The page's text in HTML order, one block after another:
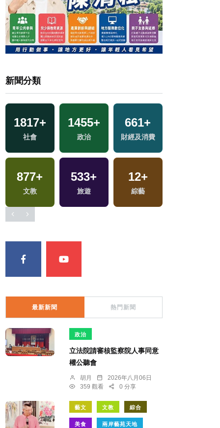
新聞分類
1817+
社會
1455+
政治
661+
財經及消費
877+
文教
533+
旅遊
12+
綜藝
最新新聞 熱門新聞
政治
立法院請審核監察院人事同意
權公聽會
胡月
2026年八月06日
359 觀看
0 分享
藝文 文教 綜合
美食 兩岸藝苑天地